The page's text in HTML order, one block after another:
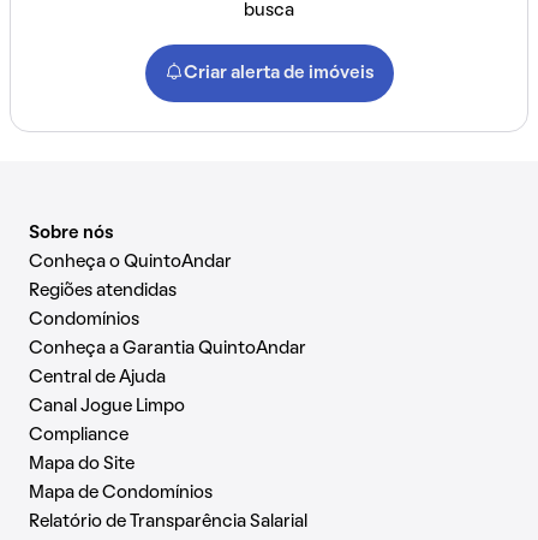
busca
Criar alerta de imóveis
Sobre nós
Conheça o QuintoAndar
Regiões atendidas
Condomínios
Conheça a Garantia QuintoAndar
Central de Ajuda
Canal Jogue Limpo
Compliance
Mapa do Site
Mapa de Condomínios
Relatório de Transparência Salarial